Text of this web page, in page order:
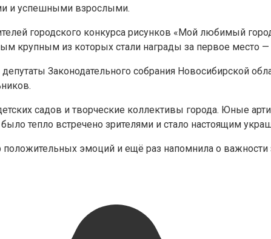
и успешными взрослыми.
городского конкурса рисунков «Мой любимый
крупным из которых стали награды за первое место —
Законодательного собрания Новосибирской
садов и творческие коллективы города. Юные
тепло встречено зрителями и стало настоящим
эмоций и ещё раз напомнила о